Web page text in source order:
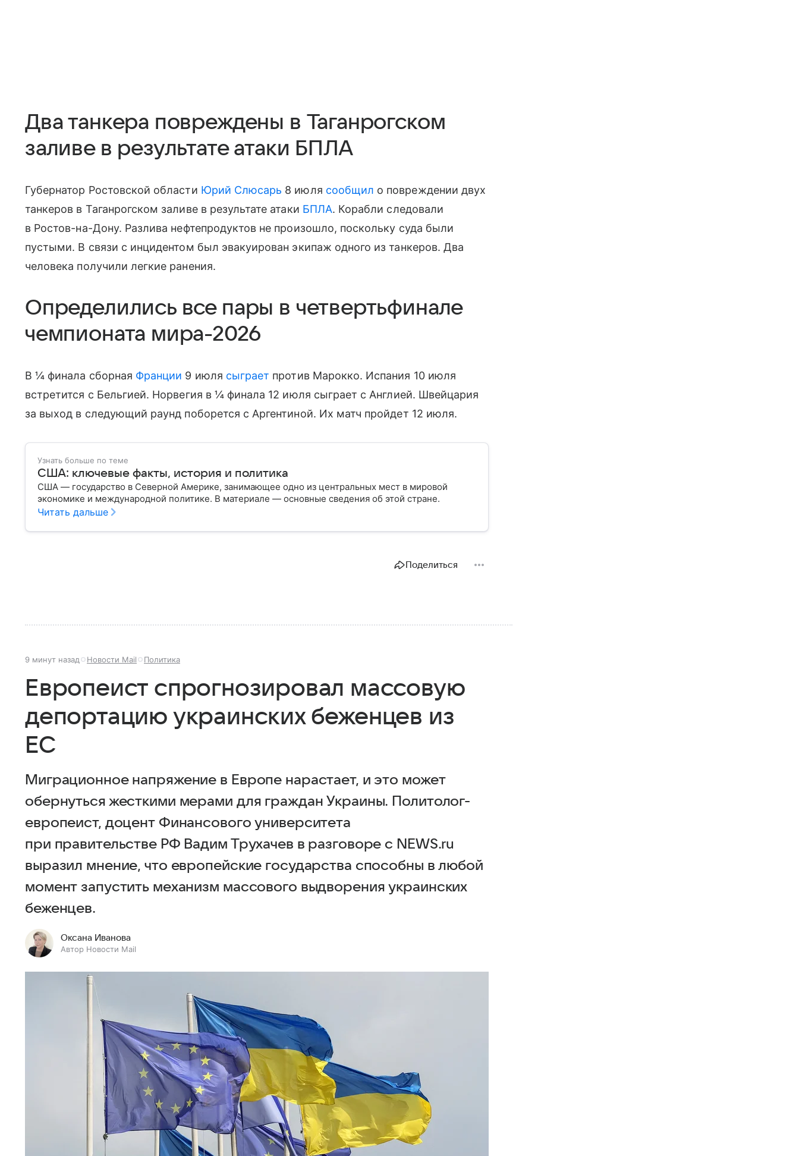
Два танкера повреждены в Таганрогском
заливе в результате атаки БПЛА
Губернатор Ростовской области Юрий Слюсарь 8 июля сообщил о повреждении двух
танкеров в Таганрогском заливе в результате атаки БПЛА. Корабли следовали
в Ростов-на-Дону. Разлива нефтепродуктов не произошло, поскольку суда были
пустыми. В связи с инцидентом был эвакуирован экипаж одного из танкеров. Два
человека получили легкие ранения.
Определились все пары в четвертьфинале
чемпионата мира-2026
В ¼ финала сборная Франции 9 июля сыграет против Марокко. Испания 10 июля
встретится с Бельгией. Норвегия в ¼ финала 12 июля сыграет с Англией. Швейцария
за выход в следующий раунд поборется с Аргентиной. Их матч пройдет 12 июля.
Узнать больше по теме
США: ключевые факты, история и политика
США — государство в Северной Америке, занимающее одно из центральных мест в мировой
экономике и международной политике. В материале — основные сведения об этой стране.
Читать дальше
Поделиться
9 минут назад Новости Mail Политика
Европеист спрогнозировал массовую
депортацию украинских беженцев из
ЕС
Миграционное напряжение в Европе нарастает, и это может
обернуться жесткими мерами для граждан Украины. Политолог-
европеист, доцент Финансового университета
при правительстве РФ Вадим Трухачев в разговоре с NEWS.ru
выразил мнение, что европейские государства способны в любой
момент запустить механизм массового выдворения украинских
беженцев.
Оксана Иванова
Автор Новости Mail